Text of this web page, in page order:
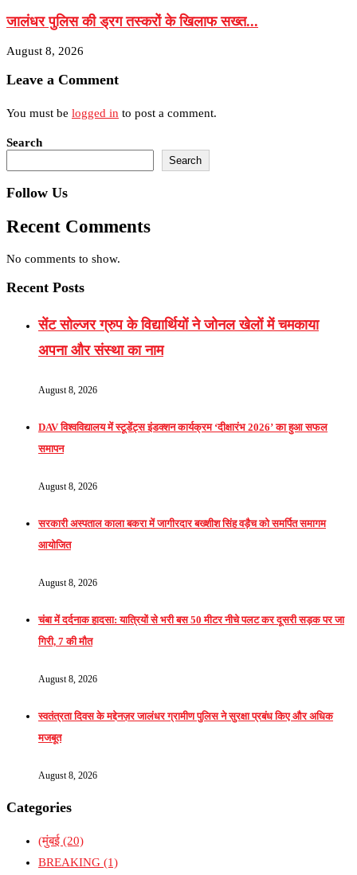
जालंधर पुलिस की ड्रग तस्करों के खिलाफ सख्त...
August 8, 2026
Leave a Comment
You must be logged in to post a comment.
Search
Search
Follow Us
Recent Comments
No comments to show.
Recent Posts
सेंट सोल्जर ग्रुप के विद्यार्थियों ने जोनल खेलों में चमकाया
अपना और संस्था का नाम
August 8, 2026
DAV विश्वविद्यालय में स्टूडेंट्स इंडक्शन कार्यक्रम ‘दीक्षारंभ 2026’ का हुआ सफल
समापन
August 8, 2026
सरकारी अस्पताल काला बकरा में जागीरदार बख्शीश सिंह वड़ैच को समर्पित समागम
आयोजित
August 8, 2026
चंबा में दर्दनाक हादसा: यात्रियों से भरी बस 50 मीटर नीचे पलट कर दूसरी सड़क पर जा
गिरी, 7 की मौत
August 8, 2026
स्वतंत्रता दिवस के मद्देनज़र जालंधर ग्रामीण पुलिस ने सुरक्षा प्रबंध किए और अधिक
मजबूत
August 8, 2026
Categories
(मुंबई (20)
BREAKING (1)